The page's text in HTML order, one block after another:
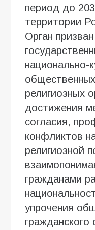
период до
территории
Орган
национально-
религиозных
достижения
согласия,
конфликтов
религиозной
гражданами
упрочения
гражданского